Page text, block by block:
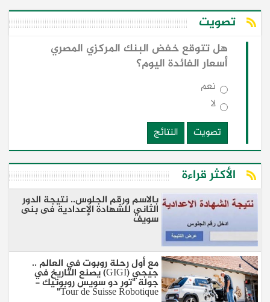
تصويت
هل تتوقع خفض البنك المركزي المصري
أسعار الفائدة اليوم؟
نعم
لا
تصويت
النتائج
الأكثر قراءة
بالاسم ورقم الجلوس.. نتيجة الدور
الثاني للشهادة الإعدادية فى بنى
سويف
مع أول رحلة روبوت في العالم ..
جيجي (GIGI) يصنع التاريخ في
جولة "تور دو سويس روبوتيك -
Tour de Suisse Robotique"